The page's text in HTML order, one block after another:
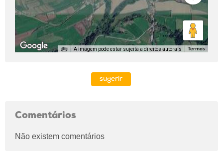
A imagem pode estar sujeita a direitos autorais Termos
sugerir
Comentários
Não existem comentários